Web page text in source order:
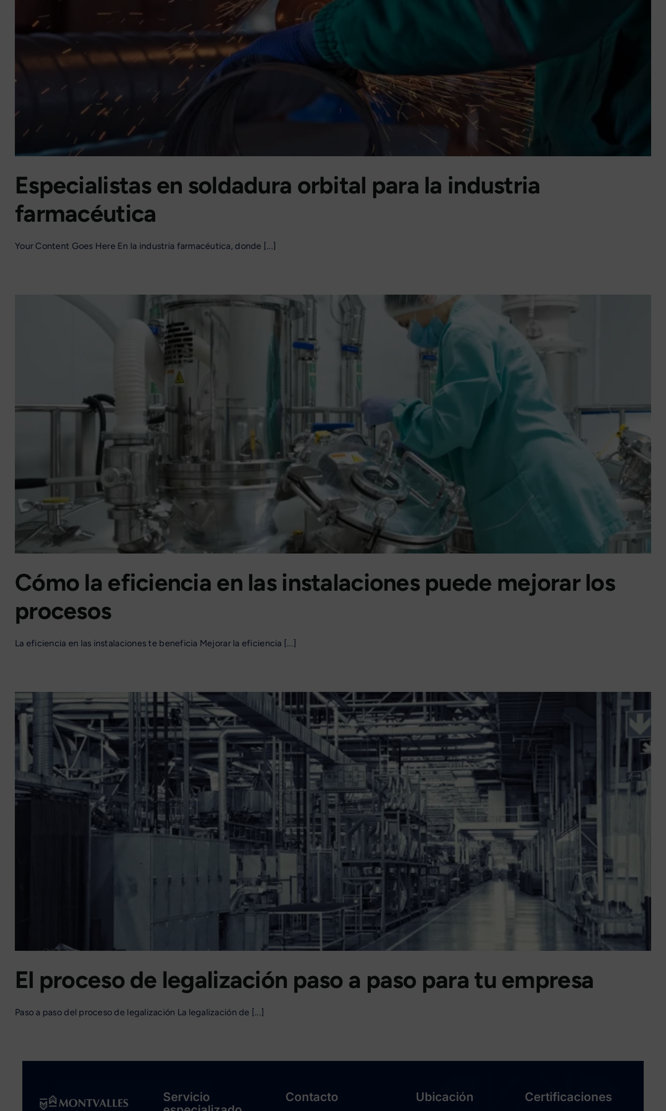
Especialistas en soldadura orbital para la industria
farmacéutica
Your Content Goes Here En la industria farmacéutica, donde [...]
Cómo la eficiencia en las instalaciones puede mejorar los
procesos
La eficiencia en las instalaciones te beneficia Mejorar la eficiencia [...]
El proceso de legalización paso a paso para tu empresa
Paso a paso del proceso de legalización La legalización de [...]
Servicio
Contacto Ubicación Certificaciones